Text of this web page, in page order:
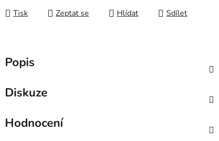
Tisk Zeptat se Hlídat Sdílet
Popis
Diskuze
Hodnocení